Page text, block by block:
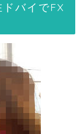
バイでFX